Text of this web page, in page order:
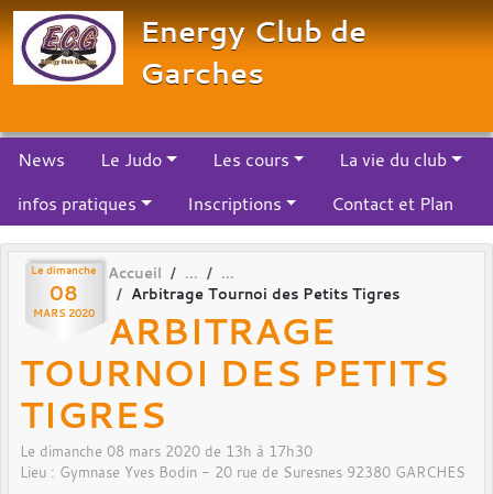
Energy Club de
Garches
News Le Judo Les cours
La vie du club
infos pratiques
Inscriptions Contact et Plan
Le dimanche
08
MARS 2020
Accueil
Arbitrage Tournoi des Petits Tigres
ARBITRAGE
TOURNOI DES PETITS
TIGRES
Le dimanche 08 mars 2020 de 13h à 17h30
Lieu : Gymnase Yves Bodin - 20 rue de Suresnes 92380 GARCHES
Panneau de gestion des cookies